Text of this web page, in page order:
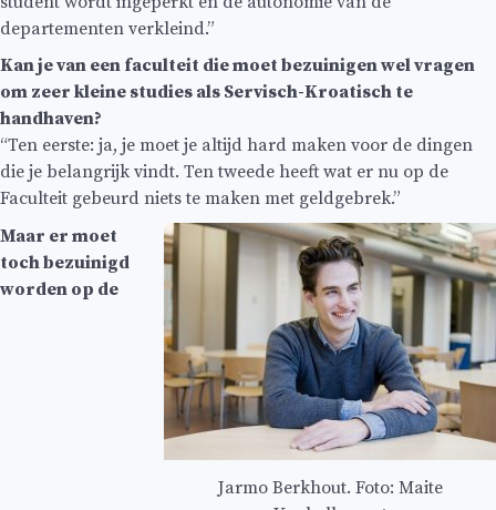
departementen verkleind.”
Kan je van een faculteit die moet bezuinigen wel vragen
om zeer kleine studies als Servisch-Kroatisch te
handhaven?
“Ten eerste: ja, je moet je altijd hard maken voor de dingen
die je belangrijk vindt. Ten tweede heeft wat er nu op de
Faculteit gebeurd niets te maken met geldgebrek.”
Jarmo Berkhout. Foto: Maite
Maar er moet
toch bezuinigd
worden op de